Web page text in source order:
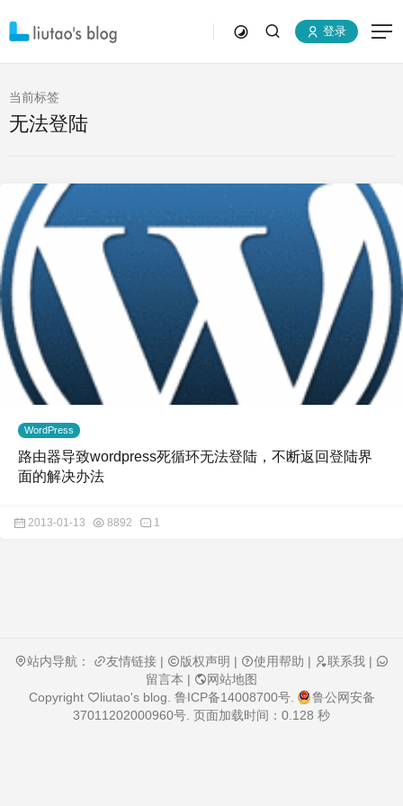
登录
当前标签
无法登陆
WordPress
路由器导致wordpress死循环无法登陆，不断返回登陆界
面的解决办法
2013-01-13 8892 1
站内导航： 友情链接 | 版权声明 | 使用帮助 | 联系我 |
留言本 |
网站地图
Copyright
liutao's blog 鲁ICP备14008700号.
鲁公网安备
37011202000960号 . 页面加载时间：0.128 秒